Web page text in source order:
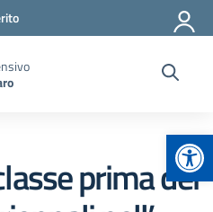
prima dei